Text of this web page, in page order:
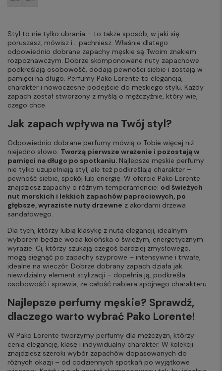
Styl to nie tylko ubrania – to także sposób, w jaki się
poruszasz, mówisz i... pachniesz. Właśnie dlatego
odpowiednio dobrane zapachy męskie są Twoim znakiem
rozpoznawczym. Dobrze skomponowane nuty zapachowe
podkreślają osobowość, dodają pewności siebie i zostają w
pamięci na długo. Perfumy Pako Lorente to elegancja,
charakter i nowoczesne podejście do męskiego stylu. Każdy
zapach został stworzony z myślą o mężczyźnie, który wie,
czego chce.
Jak zapach wpływa na Twój styl?
Odpowiednio dobrane perfumy mówią o Tobie więcej niż
niejedno słowo. Tworzą pierwsze wrażenie i pozostają w
pamięci na długo po spotkaniu. Najlepsze męskie perfumy
nie tylko uzupełniają styl, ale też podkreślają charakter –
pewność siebie, spokój lub energię. W ofercie Pako Lorente
znajdziesz zapachy o różnym temperamencie: od świeżych
nut morskich i lekkich zapachów paprociowych, po
głębsze, wyraziste nuty drzewne z akordami drzewa
sandałowego.
Dla tych, którzy lubią klasykę z nutą elegancji, idealnym
wyborem będzie woda kolońska o świeżym, energetycznym
wyrazie. Ci, którzy szukają czegoś bardziej zmysłowego,
mogą sięgnąć po zapachy szyprowe – intensywne i trwałe,
idealne na wieczór. Dobrze dobrany zapach działa jak
niewidzialny element stylizacji – dopełnia ją, podkreśla
osobowość i sprawia, że całość nabiera spójnego charakteru.
Najlepsze perfumy męskie? Sprawdź,
dlaczego warto wybrać Pako Lorente!
W Pako Lorente tworzymy perfumy dla mężczyzn, którzy
cenią elegancję, klasę i indywidualny charakter. W kolekcji
znajdziesz szeroki wybór zapachów dopasowanych do
różnych okazji – od codziennych spotkań po wyjątkowe